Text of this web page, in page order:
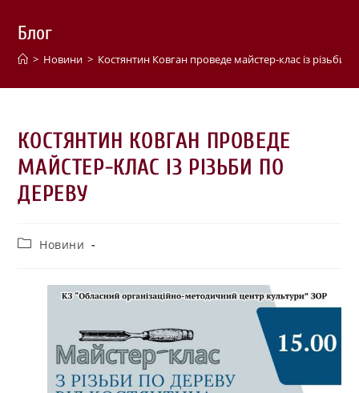
Блог
> Новини > Костянтин Ковган проведе майстер-клас із різьби
КОСТЯНТИН КОВГАН ПРОВЕДЕ
МАЙСТЕР-КЛАС ІЗ РІЗЬБИ ПО
ДЕРЕВУ
Новини